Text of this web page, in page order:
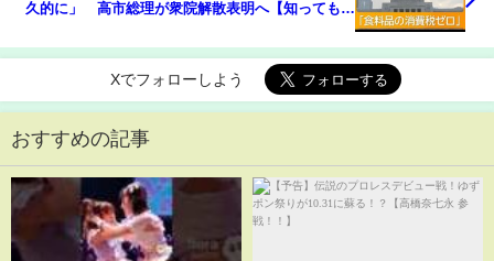
久的に」 高市総理が衆院解散表明へ【知ってもっ
Xでフォローしよう
おすすめの記事